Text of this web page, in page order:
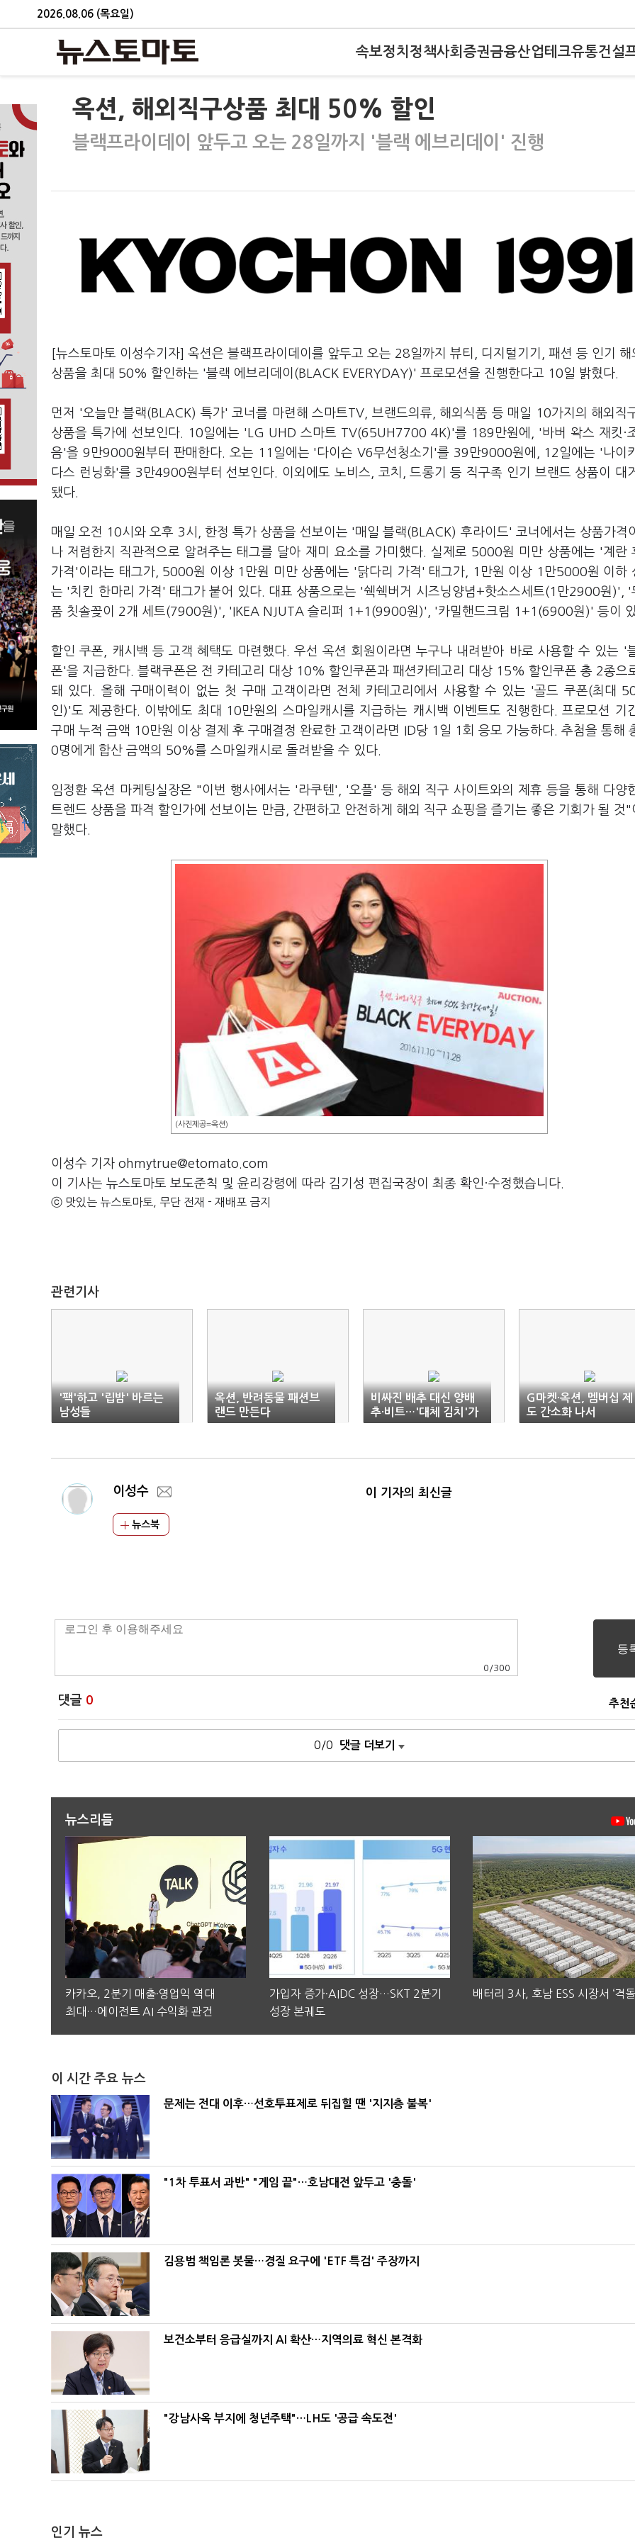
2026.08.06 (목요일)
속보정치 정책사회 증권금융산업테크유통건설
옥션, 해외직구상품 최대 50% 할인
블랙프라이데이 앞두고 오는 28일까지 '블랙 에브리데이' 진행
[뉴스토마토 이성수기자] 옥션은 블랙프라이데이를 앞두고 오는 28일까지 뷰티, 디지털기기, 패션 등 인기 해
상품을 최대 50% 할인하는 '블랙 에브리데이(BLACK EVERYDAY)' 프로모션을 진행한다고 10일 밝혔다.
먼저 '오늘만 블랙(BLACK) 특가' 코너를 마련해 스마트TV, 브랜드의류, 해외식품 등 매일 10가지의 해외직
상품을 특가에 선보인다. 10일에는 'LG UHD 스마트 TV(65UH7700 4K)'를 189만원에, '바버 왁스 재킷·
음'을 9만9000원부터 판매한다. 오는 11일에는 '다이슨 V6무선청소기'를 39만9000원에, 12일에는 '나이
다스 런닝화'를 3만4900원부터 선보인다. 이외에도 노비스, 코치, 드롱기 등 직구족 인기 브랜드 상품이 대
됐다.
매일 오전 10시와 오후 3시, 한정 특가 상품을 선보이는 '매일 블랙(BLACK) 후라이드' 코너에서는 상품가격
나 저렴한지 직관적으로 알려주는 태그를 달아 재미 요소를 가미했다. 실제로 5000원 미만 상품에는 '계란
가격'이라는 태그가, 5000원 이상 1만원 미만 상품에는 '닭다리 가격' 태그가, 1만원 이상 1만5000원 이하
는 '치킨 한마리 가격' 태그가 붙어 있다. 대표 상품으로는 '쉑쉑버거 시즈닝양념+핫소스세트(1만2900원)', '
품 칫솔꽂이 2개 세트(7900원)', 'IKEA NJUTA 슬리퍼 1+1(9900원)', '카밀핸드크림 1+1(6900원)' 등이
할인 쿠폰, 캐시백 등 고객 혜택도 마련했다. 우선 옥션 회원이라면 누구나 내려받아 바로 사용할 수 있는 '
폰'을 지급한다. 블랙쿠폰은 전 카테고리 대상 10% 할인쿠폰과 패션카테고리 대상 15% 할인쿠폰 총 2종으
돼 있다. 올해 구매이력이 없는 첫 구매 고객이라면 전체 카테고리에서 사용할 수 있는 '골드 쿠폰(최대
인)'도 제공한다. 이밖에도 최대 10만원의 스마일캐시를 지급하는 캐시백 이벤트도 진행한다. 프로모션 기
구매 누적 금액 10만원 이상 결제 후 구매결정 완료한 고객이라면 ID당 1일 1회 응모 가능하다. 추첨을 통해
0명에게 합산 금액의 50%를 스마일캐시로 돌려받을 수 있다.
임정환 옥션 마케팅실장은 "이번 행사에서는 '라쿠텐', '오플' 등 해외 직구 사이트와의 제휴 등을 통해 다양
트렌드 상품을 파격 할인가에 선보이는 만큼, 간편하고 안전하게 해외 직구 쇼핑을 즐기는 좋은 기회가 될 것"
말했다.
(사진제공=옥션)
이성수 기자 ohmytrue@etomato.com
이 기사는 뉴스토마토 보도준칙 및 윤리강령에 따라 김기성 편집국장이 최종 확인·수정했습니다.
ⓒ 맛있는 뉴스토마토, 무단 전재 - 재배포 금지
관련기사
'팩'하고 '립밤' 바르는
남성들
옥션, 반려동물 패션브
랜드 만든다
비싸진 배추 대신 양배
추·비트…'대체 김치'가
뜬다
G마켓·옥션, 멤버십 제
도 간소화 나서
이성수
뉴스북
이 기자의 최신글
0 /300
댓글 0 추천
0/0 댓글 더보기
뉴스리듬
카카오, 2분기 매출·영업익 역대
최대…에이전트 AI 수익화 관건
가입자 증가·AIDC 성장…SKT 2분기
성장 본궤도
배터리 3사, 호남 ESS 시장서 ‘격돌
이 시간 주요 뉴스
문제는 전대 이후…선호투표제로 뒤집힐 땐 '지지층 불복'
"1차 투표서 과반" "게임 끝"…호남대전 앞두고 '충돌'
김용범 책임론 봇물…경질 요구에 'ETF 특검' 주장까지
보건소부터 응급실까지 AI 확산…지역의료 혁신 본격화
"강남사옥 부지에 청년주택"…LH도 '공급 속도전'
인기 뉴스